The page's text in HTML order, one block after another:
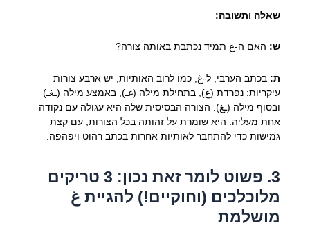
שאלה ותשובה:
ש: האם ה-غ תמיד נכתבת באותה צורה?
ת: בכתב הערבי, ל-غ, כמו לרוב האותיות, יש ארבע צורות
עיקריות: נפרדת (غ), בתחילת מילה (غـ), באמצע מילה (ـغـ)
ובסוף מילה (ـغ). הצורה הבסיסית שלה היא עגולה עם נקודה
אחת מעליה. היא שומרת על זהותה בכל הצורות, עם קצת
גמישות כדי להתחבר לאותיות אחרות בכתב רהוט ויפהפה.
3. פשוט לומר זאת נכון: 3 טריקים
מלוכלכים (וחוקיים!) להגיית غ
מושלמת